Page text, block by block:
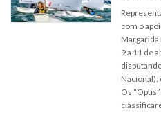
com o
Margarida
9 a 11 de
Nacional),
Os